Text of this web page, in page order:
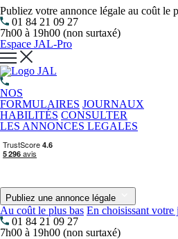
Publiez votre annonce légale au coût le
01 84 21 09 27
7h00 à 19h00 (non surtaxé)
Espace JAL-Pro
NOS
FORMULAIRES JOURNAUX
HABILITÉS CONSULTER
LES ANNONCES LEGALES
Publiez une annonce légale
Au coût le plus bas En choisissant votre
01 84 21 09 27
7h00 à 19h00 (non surtaxé)